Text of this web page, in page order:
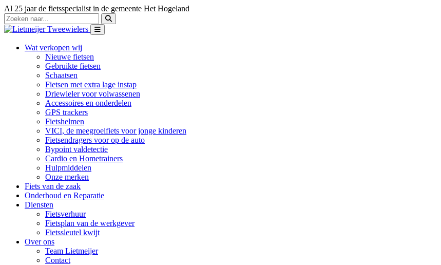
Al 25 jaar de fietsspecialist in de gemeente Het Hogeland
Wat verkopen wij
Nieuwe fietsen
Gebruikte fietsen
Schaatsen
Fietsen met extra lage instap
Driewieler voor volwassenen
Accessoires en onderdelen
GPS trackers
Fietshelmen
VICI, de meegroeifiets voor jonge kinderen
Fietsendragers voor op de auto
Bypoint valdetectie
Cardio en Hometrainers
Hulpmiddelen
Onze merken
Fiets van de zaak
Onderhoud en Reparatie
Diensten
Fietsverhuur
Fietsplan van de werkgever
Fietssleutel kwijt
Over ons
Team Lietmeijer
Contact